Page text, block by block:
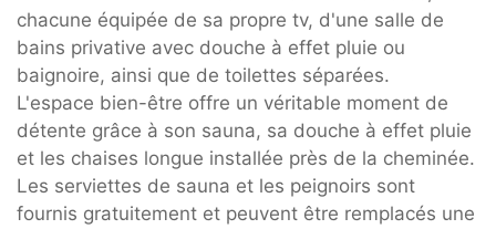
chacune équipée de sa propre tv, d'une salle de
bains privative avec douche à effet pluie ou
baignoire, ainsi que de toilettes séparées.
L'espace bien-être offre un véritable moment de
détente grâce à son sauna, sa douche à effet pluie
et les chaises longue installée près de la cheminée.
Les serviettes de sauna et les peignoirs sont
fournis gratuitement et peuvent être remplacés une